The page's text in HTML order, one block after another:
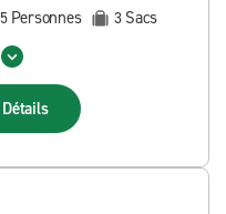
5 Personnes 3 Sacs
Détails